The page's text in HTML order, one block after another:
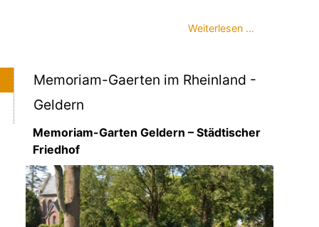
Weiterlesen …
Memoriam-Gaerten im Rheinland -
Geldern
Memoriam-Garten Geldern – Städtischer
Friedhof